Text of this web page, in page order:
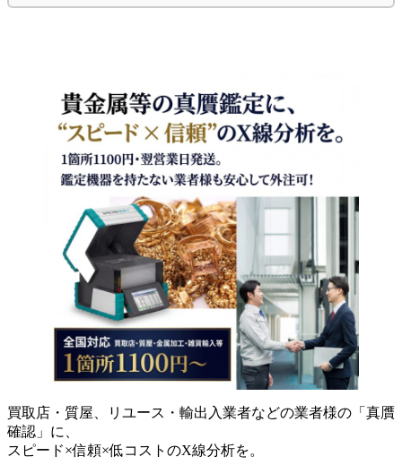
買取店・質屋、リユース・輸出入業者などの業者様の「真贋
確認」に、
スピード×信頼×低コストのX線分析を。